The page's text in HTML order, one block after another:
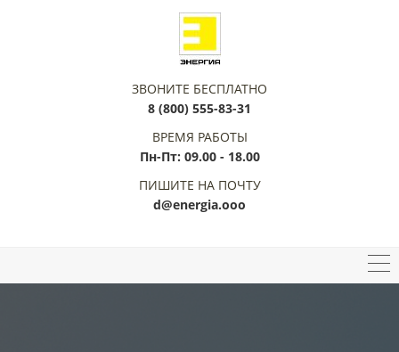
ЗВОНИТЕ БЕСПЛАТНО
8 (800) 555-83-31
ВРЕМЯ РАБОТЫ
Пн-Пт: 09.00 - 18.00
ПИШИТЕ НА ПОЧТУ
d@energia.ooo